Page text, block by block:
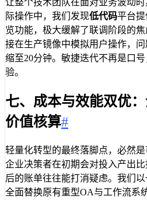
际操作中，我们发现低代码平台
览功能，极大缓解了联调阶段的
接在生产镜像中模拟用户操作，
缩至20分钟。敏捷迭代不再是口
验。
七、成本与效能双优
价值核算#
轻量化转型的最终落脚点，必然
企业决策者在初期会对投入产出
后的账单往往能打消疑虑。我们以
全面替换原有重型OA与工作流系